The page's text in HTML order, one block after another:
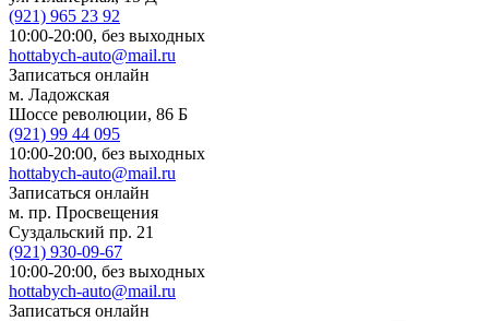
(921) 965 23 92
10:00-20:00, без выходных
hottabych-auto@mail.ru
Записаться онлайн
м. Ладожская
Шоссе революции, 86 Б
(921) 99 44 095
10:00-20:00, без выходных
hottabych-auto@mail.ru
Записаться онлайн
м. пр. Просвещения
Суздальский пр. 21
(921) 930-09-67
10:00-20:00, без выходных
hottabych-auto@mail.ru
Записаться онлайн